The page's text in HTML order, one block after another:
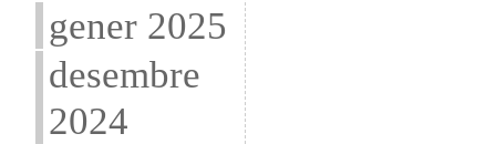
gener 2025
desembre
2024